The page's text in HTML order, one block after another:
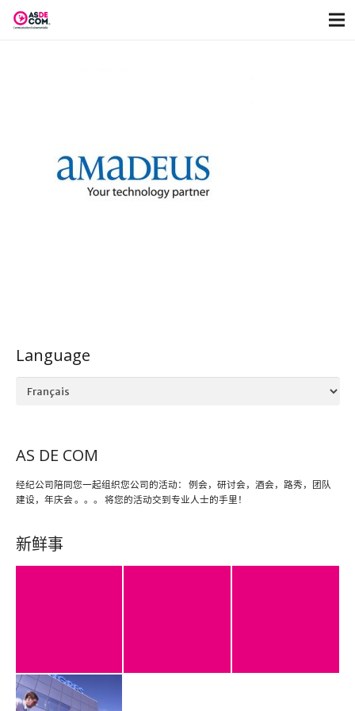
Language
Language
AS DE COM
经纪公司陪同您一起组织您公司的活动： 例会，研讨会，酒会，路秀，团队
建设，年庆会 。。。 将您的活动交到专业人士的手里！
新鲜事